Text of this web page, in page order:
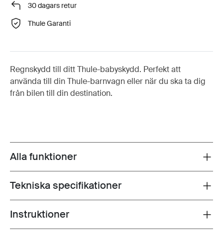
30 dagars retur
Thule Garanti
Regnskydd till ditt Thule-babyskydd. Perfekt att
använda till din Thule-barnvagn eller när du ska ta dig
från bilen till din destination.
Toggle features
Alla funktioner
Toggle techspec
Tekniska specifikationer
Toggle guides and instructions
Instruktioner